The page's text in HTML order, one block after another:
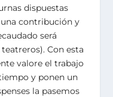
dispuestas
una contribución y
será
Con esta
valore el trabajo
y ponen un
la pasemos